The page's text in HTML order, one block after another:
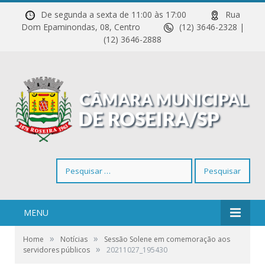
De segunda a sexta de 11:00 às 17:00
Rua
Dom Epaminondas, 08, Centro
(12) 3646-2328 |
(12) 3646-2888
por:
MENU
Home » Notícias »
Sessão Solene em comemoração aos
servidores públicos » 20211027_195430